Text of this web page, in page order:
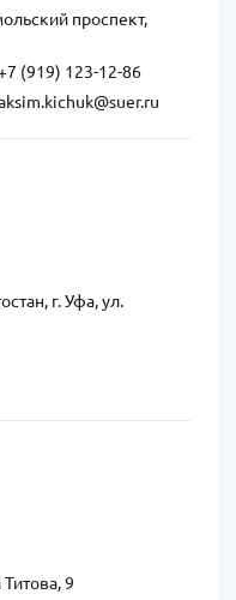
проспект,
(919) 123-12-86
г. Уфа, ул.
9